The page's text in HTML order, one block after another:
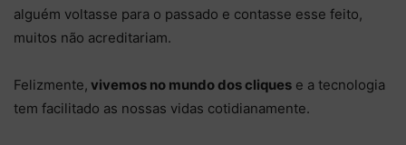
alguém voltasse para o passado e contasse esse feito,
muitos não acreditariam.
Felizmente, vivemos no mundo dos cliques e a tecnologia
tem facilitado as nossas vidas cotidianamente.